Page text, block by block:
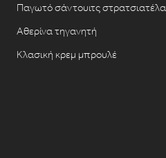
Παγωτό σάντουιτς στρατσιατέλα
Αθερίνα τηγανητή
Κλασική κρεμ μπρουλέ